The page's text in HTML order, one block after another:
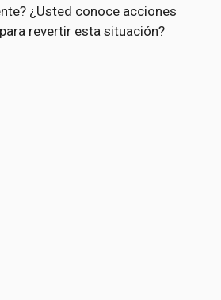
¿Usted conoce acciones
revertir esta situación?